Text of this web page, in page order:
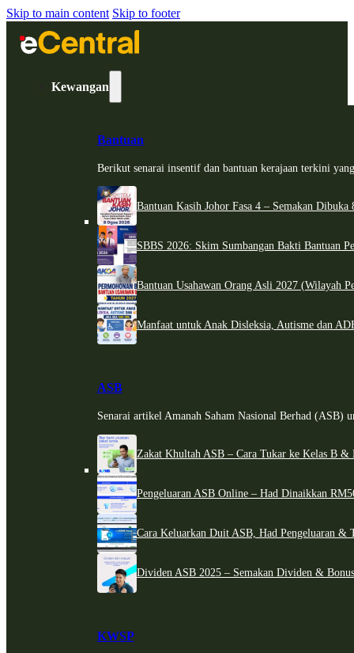
Skip to main content Skip to footer
Kewangan
Bantuan
Berikut senarai insentif dan bantuan kerajaan terkini
Bantuan Kasih Johor Fasa 4 – Semakan
SBBS 2026: Skim Sumbangan Bakti Bantuan
Bantuan Usahawan Orang Asli 2027 (Wilayah
Manfaat untuk Anak Disleksia, Autisme dan
ASB
Senarai artikel Amanah Saham Nasional Berhad (ASB)
Zakat Khultah ASB – Cara Tukar ke Kelas B &
Pengeluaran ASB Online – Had Dinaikkan
Cara Keluarkan Duit ASB, Had Pengeluaran &
Dividen ASB 2025 – Semakan Dividen &
KWSP